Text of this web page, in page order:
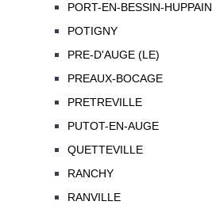
PORT-EN-BESSIN-HUPPAIN
POTIGNY
PRE-D'AUGE (LE)
PREAUX-BOCAGE
PRETREVILLE
PUTOT-EN-AUGE
QUETTEVILLE
RANCHY
RANVILLE